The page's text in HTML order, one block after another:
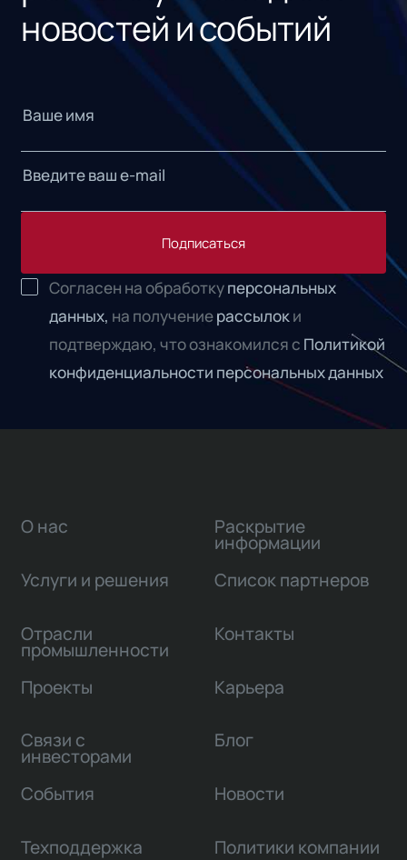
новостей и событий
Подписаться
Согласен на обработкуперсональных
данных, на получениерассылоки
подтверждаю, что ознакомился с Политикой
конфиденциальности персональных данных
О нас
Услуги и решения
Отрасли
промышленности
Проекты
Связи с
инвесторами
Раскрытие
информации
Список партнеров
Контакты
Карьера
Блог
События Новости
Техподдержка Политики компании